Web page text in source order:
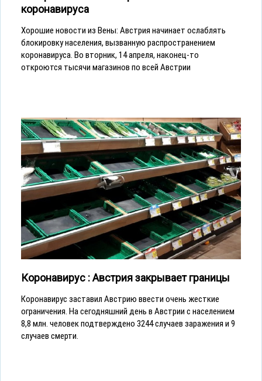
коронавируса
Хорошие новости из Вены: Австрия начинает ослаблять
блокировку населения, вызванную распространением
коронавируса. Во вторник, 14 апреля, наконец-то
откроются тысячи магазинов по всей Австрии
Коронавирус : Австрия закрывает границы
Коронавирус заставил Австрию ввести очень жесткие
ограничения. На сегодняшний день в Австрии с населением
8,8 млн. человек подтверждено 3244 случаев заражения и 9
случаев смерти.